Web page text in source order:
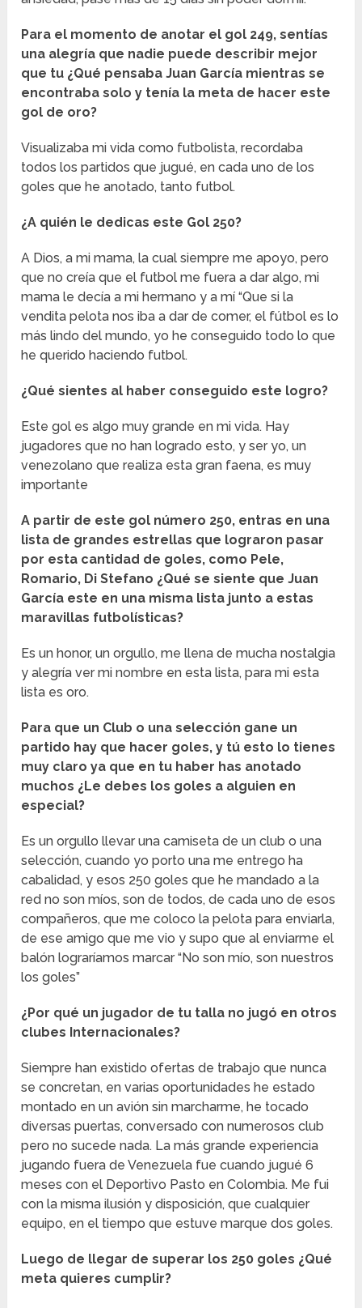
Para el momento de anotar el gol 249, sentías
una alegría que nadie puede describir mejor
que tu ¿Qué pensaba Juan García mientras se
encontraba solo y tenía la meta de hacer este
gol de oro?
Visualizaba mi vida como futbolista, recordaba
todos los partidos que jugué, en cada uno de los
goles que he anotado, tanto futbol.
¿A quién le dedicas este Gol 250?
A Dios, a mi mama, la cual siempre me apoyo, pero
que no creía que el futbol me fuera a dar algo, mi
mama le decía a mi hermano y a mí “Que si la
vendita pelota nos iba a dar de comer, el fútbol es lo
más lindo del mundo, yo he conseguido todo lo que
he querido haciendo futbol.
¿Qué sientes al haber conseguido este logro?
Este gol es algo muy grande en mi vida. Hay
jugadores que no han logrado esto, y ser yo, un
venezolano que realiza esta gran faena, es muy
importante
A partir de este gol número 250, entras en una
lista de grandes estrellas que lograron pasar
por esta cantidad de goles, como Pele,
Romario, Di Stefano ¿Qué se siente que Juan
García este en una misma lista junto a estas
maravillas futbolísticas?
Es un honor, un orgullo, me llena de mucha nostalgia
y alegría ver mi nombre en esta lista, para mi esta
lista es oro.
Para que un Club o una selección gane un
partido hay que hacer goles, y tú esto lo tienes
muy claro ya que en tu haber has anotado
muchos ¿Le debes los goles a alguien en
especial?
Es un orgullo llevar una camiseta de un club o una
selección, cuando yo porto una me entrego ha
cabalidad, y esos 250 goles que he mandado a la
red no son míos, son de todos, de cada uno de esos
compañeros, que me coloco la pelota para enviarla,
de ese amigo que me vio y supo que al enviarme el
balón lograríamos marcar “No son mío, son nuestros
los goles”
¿Por qué un jugador de tu talla no jugó en otros
clubes Internacionales?
Siempre han existido ofertas de trabajo que nunca
se concretan, en varias oportunidades he estado
montado en un avión sin marcharme, he tocado
diversas puertas, conversado con numerosos club
pero no sucede nada. La más grande experiencia
jugando fuera de Venezuela fue cuando jugué 6
meses con el Deportivo Pasto en Colombia. Me fui
con la misma ilusión y disposición, que cualquier
equipo, en el tiempo que estuve marque dos goles.
Luego de llegar de superar los 250 goles ¿Qué
meta quieres cumplir?